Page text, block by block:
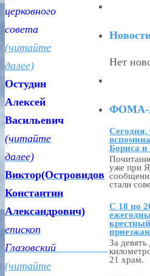
церковного
(читайте
далее)
Остудин
Алексей
Васильевич
(читайте
далее)
Виктор(Островидов
Константин
Александрович)
епископ
Глазовский
(читайте
Нет
ФОМА-
Сегодня,
Бориса и
уже при
стали
С 18 по
За
21 храм.